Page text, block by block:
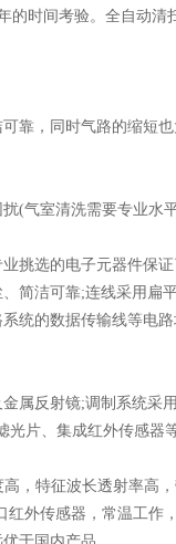
时间考验。全自动
，同时气路的缩短也
(气室清洗需要专业水平
选的电子元器件保
简洁可靠;连线采用扁
统的数据传输线等电
反射镜;调制系统采
片、集成红外传感器
特征波长透射率高
外传感器，常温工作